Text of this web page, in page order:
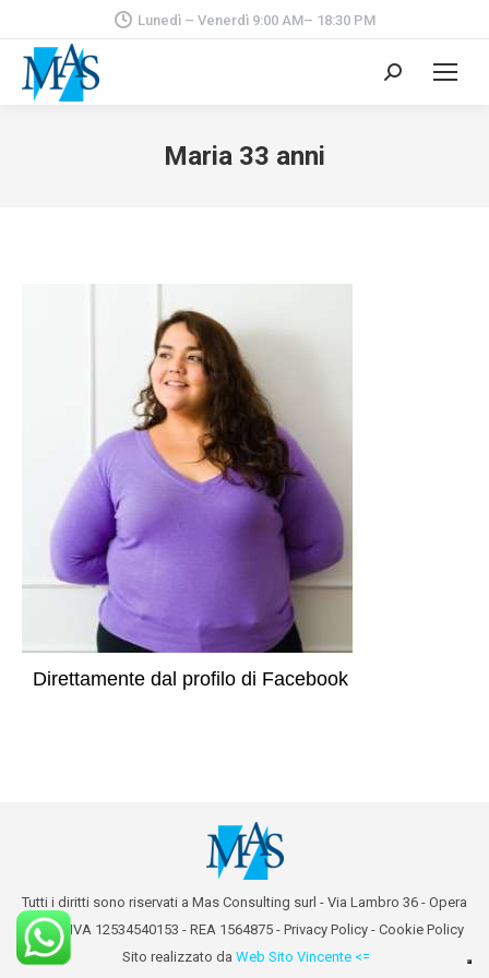
Lunedì – Venerdì 9:00 AM– 18:30 PM
Cerca:
Maria 33 anni
Direttamente dal profilo di Facebook
Tutti i diritti sono riservati a Mas Consulting surl - Via Lambro 36 - Opera
(MI) - P.IVA 12534540153 - REA 1564875 - Privacy Policy - Cookie Policy
Sito realizzato da Web Sito Vincente <=